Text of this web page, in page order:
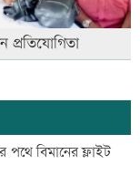
প্রতিযোগিতা
পথে বিমানের ফ্লাইট